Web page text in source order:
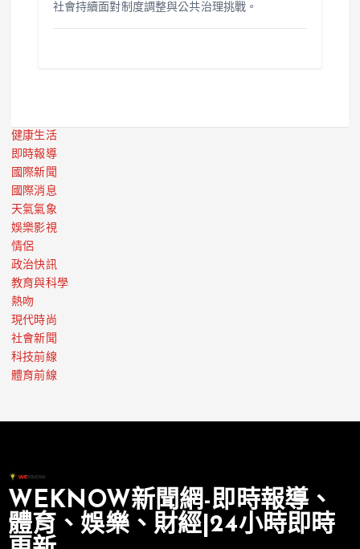
社會持續面對制度調整與公共治理挑戰。
健康生活
即時報導
國際新聞
國際消息
天氣氣象
娛樂影視
情侶
政治快訊
教育與科學
熱吻
現代時尚
社會新聞
科技前線
體育前線
WEKNOW新聞網-即時報導、
體育、娛樂、財經|24小時即時